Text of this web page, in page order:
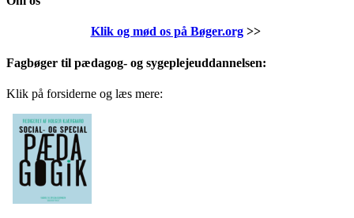
Klik og mød os på Bøger.org>>
Fagbøger til pædagog- og sygeplejeuddannelsen:
Klik på forsiderne og læs mere: